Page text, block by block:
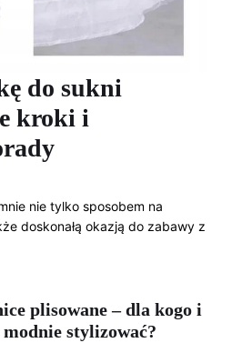
do sukni
kroki i
nie tylko sposobem na
doskonałą okazją do zabawy z
plisowane – dla kogo i
stylizować?